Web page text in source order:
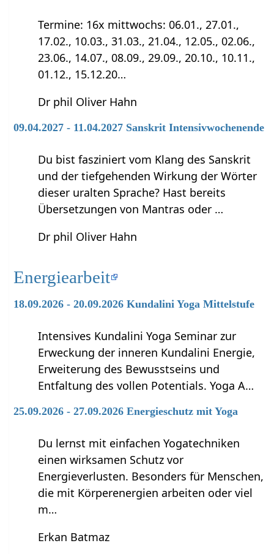
Termine: 16x mittwochs: 06.01., 27.01.,
17.02., 10.03., 31.03., 21.04., 12.05., 02.06.,
23.06., 14.07., 08.09., 29.09., 20.10., 10.11.,
01.12., 15.12.20…
Dr phil Oliver Hahn
09.04.2027 - 11.04.2027 Sanskrit Intensivwochenende
Du bist fasziniert vom Klang des Sanskrit
und der tiefgehenden Wirkung der Wörter
dieser uralten Sprache? Hast bereits
Übersetzungen von Mantras oder …
Dr phil Oliver Hahn
Energiearbeit
18.09.2026 - 20.09.2026 Kundalini Yoga Mittelstufe
Intensives Kundalini Yoga Seminar zur
Erweckung der inneren Kundalini Energie,
Erweiterung des Bewusstseins und
Entfaltung des vollen Potentials. Yoga A…
25.09.2026 - 27.09.2026 Energieschutz mit Yoga
Du lernst mit einfachen Yogatechniken
einen wirksamen Schutz vor
Energieverlusten. Besonders für Menschen,
die mit Körperenergien arbeiten oder viel
m…
Erkan Batmaz